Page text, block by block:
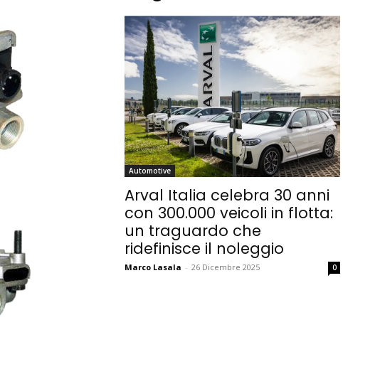
Automotive
Arval Italia celebra 30 anni
con 300.000 veicoli in flotta:
un traguardo che
ridefinisce il noleggio
Marco Lasala - 26 Dicembre 2025 0